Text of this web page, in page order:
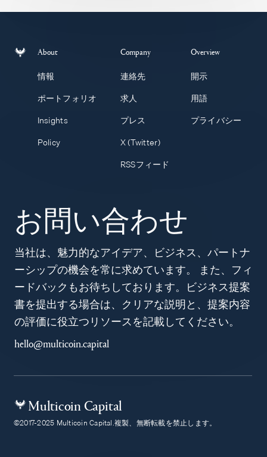
About
情報
ポートフォリオ
Insights
Policy
Company
連絡先
求人
プレス
X (Twitter)
RSSフィード
Overview
開示
用語
プライバシー
お問い合わせ
当社は、魅力的なアイデア、ビジネス、パートナ
ーシップの機会を常に求めています。 また、フィ
ードバックもお待ちしております。ビジネス提案
書を提出する場合は、クリアな説明と、提案内容
の評価に役立つリソースを記載してください。
hello@multicoin.capital
Multicoin Capital
©2017-2025 Multicoin Capital.複製、無断転載を禁止します。